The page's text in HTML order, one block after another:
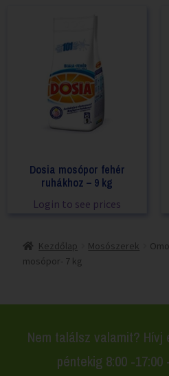
Dosia mosópor fehér
ruhákhoz – 9 kg
Login to see prices
Kezdőlap Mosószerek
mosópor- 7 kg
Nem találsz valamit?
péntekig 8:00 -17:00